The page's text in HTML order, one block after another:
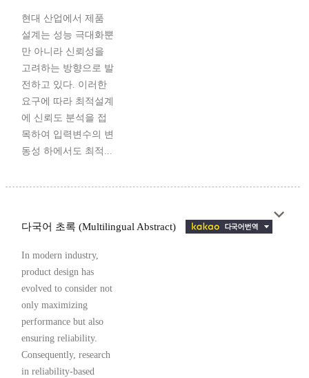
현대 산업에서 제품
설계는 성능 극대화뿐
만 아니라 신뢰성을
고려하는 방향으로 발
전하고 있다. 이러한
요구에 따라 최적설계
에 신뢰도 분석을 접
목하여 입력변수의 변
동성 하에서도 최적...
다국어 초록 (Multilingual Abstract)
In modern industry,
product design has
evolved to consider not
only maximizing
performance but also
ensuring reliability.
Consequently, research
in reliability-based